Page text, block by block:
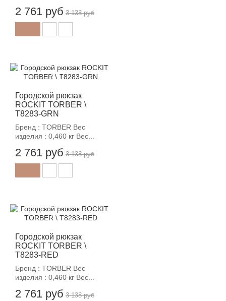
2 761 руб 3 138 руб
Городской рюкзак
ROCKIT TORBER \
T8283-GRN
Бренд : TORBER Вес
изделия : 0,460 кг Вес...
2 761 руб
-12%
3 138 руб
Городской рюкзак
ROCKIT TORBER \
T8283-RED
Бренд : TORBER Вес
изделия : 0,460 кг Вес...
2 761 руб
-12%
3 138 руб